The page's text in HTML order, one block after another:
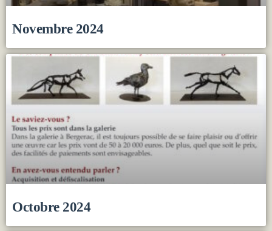
Novembre 2024
Octobre 2024